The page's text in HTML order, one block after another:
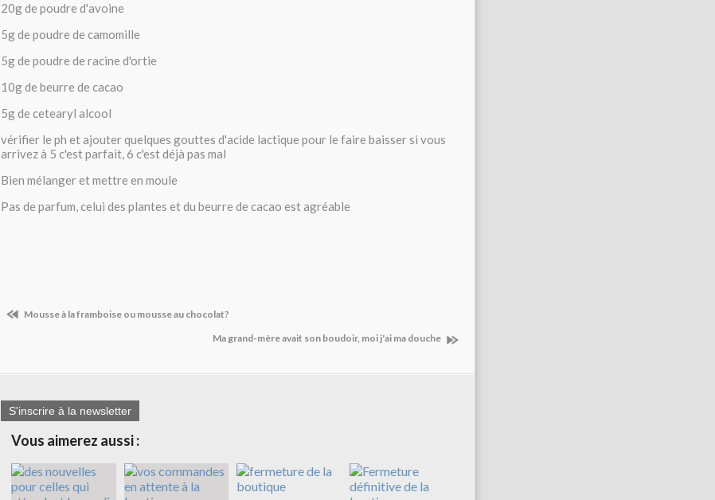
20g de poudre d'avoine
5g de poudre de camomille
5g de poudre de racine d'ortie
10g de beurre de cacao
5g de cetearyl alcool
vérifier le ph et ajouter quelques gouttes d'acide lactique pour le faire baisser si vous
arrivez à 5 c'est parfait, 6 c'est déjà pas mal
Bien mélanger et mettre en moule
Pas de parfum, celui des plantes et du beurre de cacao est agréable
Mousse à la framboise ou mousse au chocolat?
Ma grand-mère avait son boudoir, moi j'ai ma douche
S'inscrire à la newsletter
Vous aimerez aussi :